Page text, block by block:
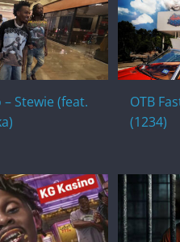
– Stewie (feat.
OTB
(1234)